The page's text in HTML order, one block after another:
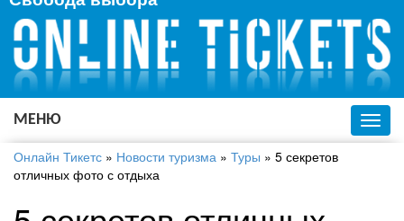
Английский
Русский
Украинский
МЕНЮ
Онлайн Тикетс » Новости туризма » Туры » 5 секретов
отличных фото с отдыха